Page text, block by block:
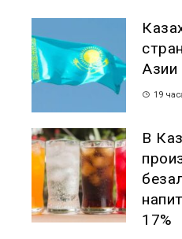
Азии
19
В
17%